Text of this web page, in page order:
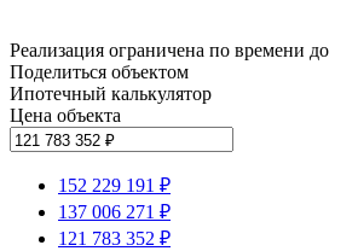
Реализация ограничена по времени до
Поделиться объектом
Ипотечный калькулятор
Цена объекта
152 229 191 ₽
137 006 271 ₽
121 783 352 ₽